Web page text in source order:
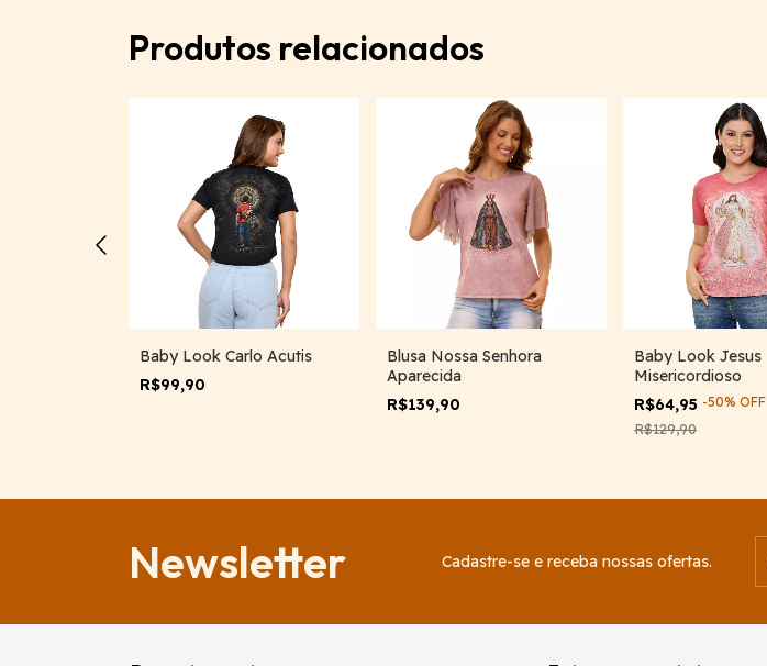
Produtos relacionados
Baby Look Carlo Acutis
R$99,90
Blusa Nossa Senhora
Aparecida
R$139,90
Baby Look Jesus
Misericordioso
R$64,95 -50% OFF
R$129,90
Newsletter Cadastre-se e receba nossas ofertas.